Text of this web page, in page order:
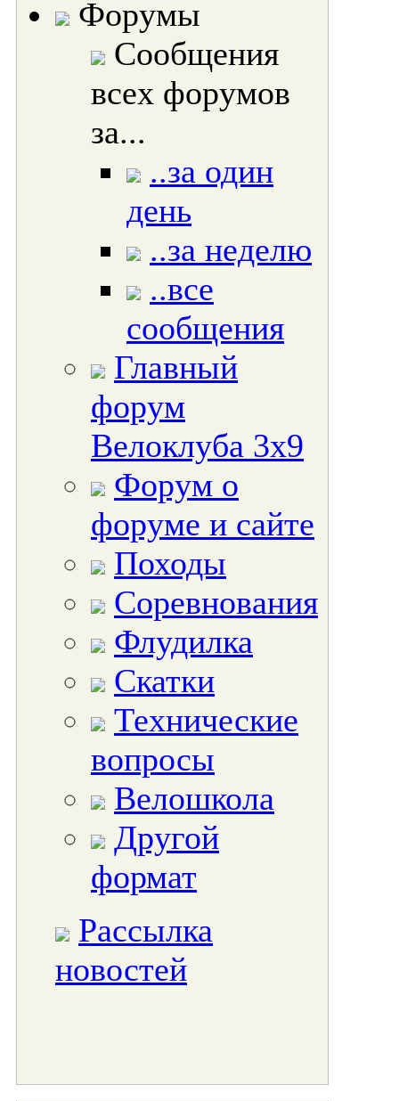
Форумы
Сообщения
всех форумов
за...
..за один
день
..за неделю
..все
сообщения
Главный
форум
Велоклуба 3х9
Форум о
форуме и сайте
Походы
Соревнования
Флудилка
Скатки
Технические
вопросы
Велошкола
Другой
формат
Рассылка
новостей